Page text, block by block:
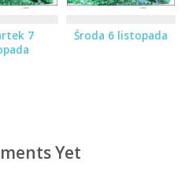
7
Środa 6 listopada
Yet